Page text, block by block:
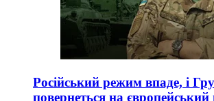
Російський режим впаде, і
повернеться на